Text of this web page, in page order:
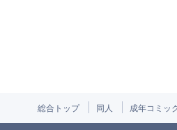
総合トップ 同人 成年コミッ